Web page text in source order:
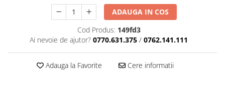
ADAUGA IN COS
Cod Produs: 149fd3
Ai nevoie de ajutor? 0770.631.375 / 0762.141.111
Adauga la Favorite Cere informatii